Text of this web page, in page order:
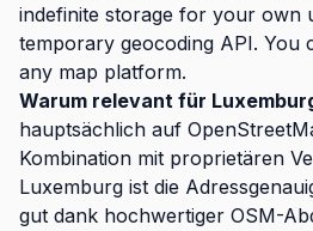
indefinite storage for your own
temporary geocoding API. You
any map platform.
Warum relevant für
hauptsächlich auf
Kombination mit proprietären
Luxemburg ist die
gut dank hochwertiger OSM-